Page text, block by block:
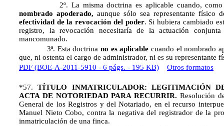
2º. La misma doctrina es aplicable cuando, como
nombrado apoderado, aunque sólo sea representante físico
efectividad de la revocación del poder. Si hubiera cambiado
registro, la revocación necesitaría de la actuación
mancomunado.
3ª. Esta doctrinano es aplicable cuando el nombrado
que, ni ostenta el cargo de administrador, ni es su representante
PDF (BOE-A-2011-5910 - 6 págs. - 195 KB)
Otros formatos
*57.TÍTULO INMATRICULADOR: LEGITIMACIÓN
ACTA DE NOTORIEDAD PARA RECURRIR. Resolución
General de los Registros y del Notariado, en el recurso
Manuel Nieto Cobo, contra la negativa del registrador de la
inmatriculación de una finca.